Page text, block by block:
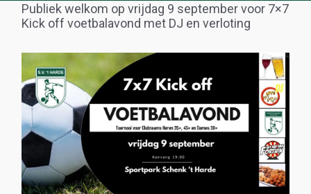
Publiek welkom op vrijdag 9 september voor 7×7
Kick off voetbalavond met DJ en verloting